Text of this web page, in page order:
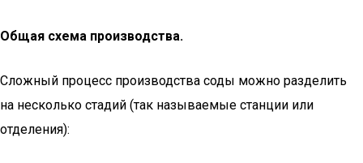
Общая схема производства.
Сложный процесс производства соды можно разделить
на несколько стадий (так называемые станции или
отделения):